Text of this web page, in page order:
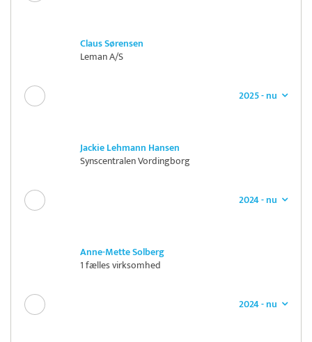
Claus Sørensen
Leman A/S
2025 - nu
Jackie Lehmann Hansen
Synscentralen Vordingborg
2024 - nu
Anne-Mette Solberg
1 fælles virksomhed
2024 - nu